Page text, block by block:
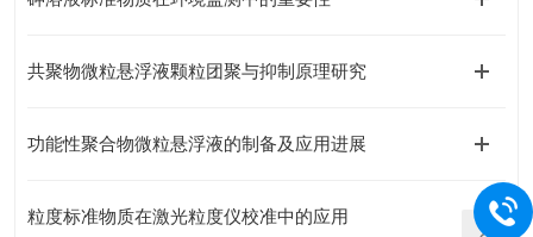
共聚物微粒悬浮液颗粒团聚与抑制原理研究
功能性聚合物微粒悬浮液的制备及应用进展
粒度标准物质在激光粒度仪校准中的应用